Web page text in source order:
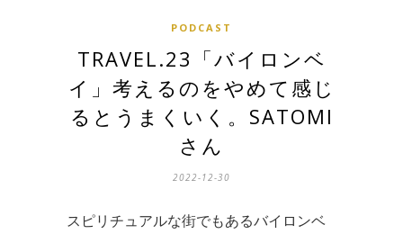
PODCAST
TRAVEL.23「バイロンベ
イ」考えるのをやめて感じ
るとうまくいく。SATOMI
さん
2022-12-30
スピリチュアルな街でもあるバイロンベ